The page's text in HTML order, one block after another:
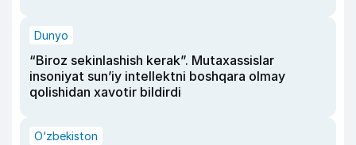
Dunyo
“Biroz sekinlashish kerak”. Mutaxassislar
insoniyat sun’iy intellektni boshqara olmay
qolishidan xavotir bildirdi
O‘zbekiston